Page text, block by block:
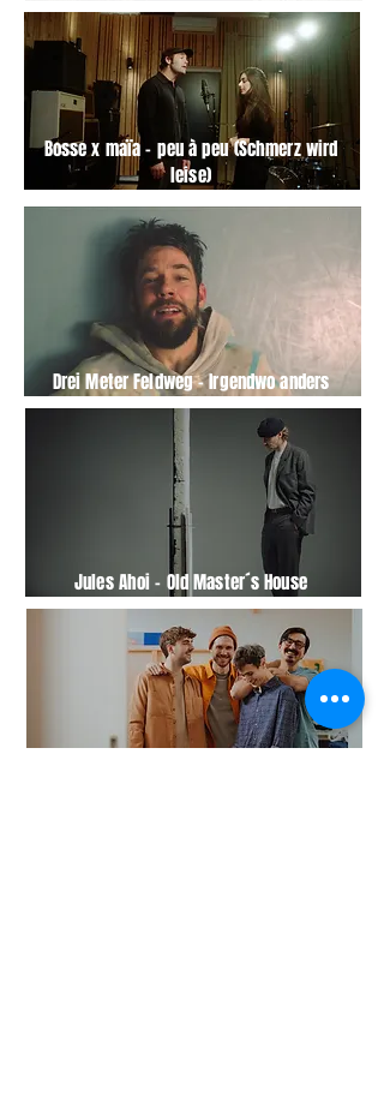
Bosse x maïa – peu à peu (Schmerz wird
leise)
Drei Meter Feldweg – Irgendwo anders
Jules Ahoi – Old Master´s House